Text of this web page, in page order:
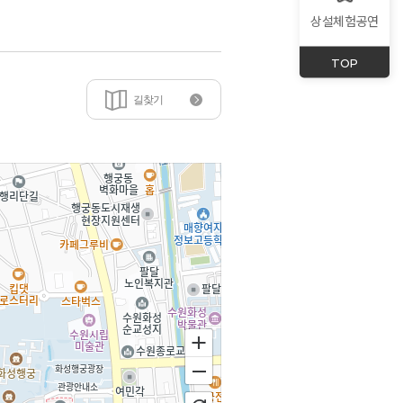
상설체험공연
TOP
길찾기